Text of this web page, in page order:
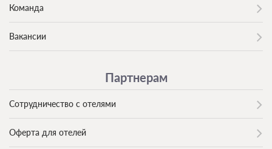
Команда
Вакансии
Партнерам
Сотрудничество с отелями
Оферта для отелей